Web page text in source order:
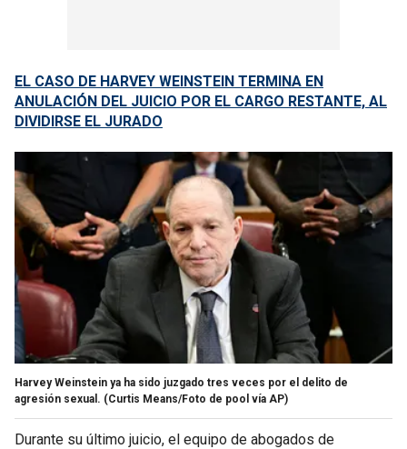
EL CASO DE HARVEY WEINSTEIN TERMINA EN
ANULACIÓN DEL JUICIO POR EL CARGO RESTANTE, AL
DIVIDIRSE EL JURADO
Harvey Weinstein ya ha sido juzgado tres veces por el delito de
agresión sexual. (Curtis Means/Foto de pool vía AP)
Durante su último juicio, el equipo de abogados de